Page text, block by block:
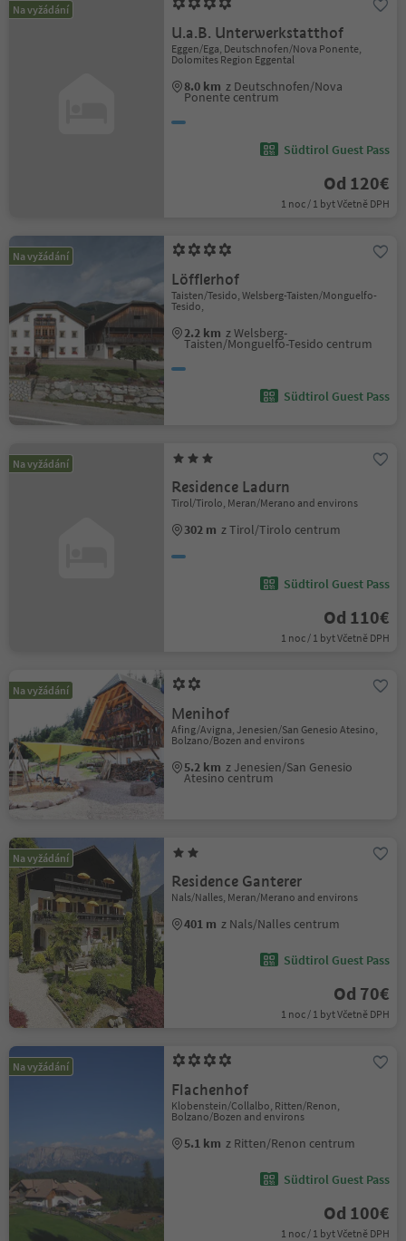
Na vyžádání
U.a.B. Unterwerkstatthof
Eggen/Ega, Deutschnofen/Nova Ponente,
Dolomites Region Eggental
8.0 km z Deutschnofen/Nova
Ponente centrum
Südtirol Guest Pass
Od 120€
1 noc / 1 byt Včetně DPH
Na vyžádání
Löfflerhof
Taisten/Tesido, Welsberg-Taisten/Monguelfo-
Tesido,
2.2 km z Welsberg-
Taisten/Monguelfo-Tesido centrum
Südtirol Guest Pass
Na vyžádání
Residence Ladurn
Tirol/Tirolo, Meran/Merano and environs
302 m z Tirol/Tirolo centrum
Südtirol Guest Pass
Od 110€
1 noc / 1 byt Včetně DPH
Na vyžádání
Menihof
Afing/Avigna, Jenesien/San Genesio Atesino,
Bolzano/Bozen and environs
5.2 km z Jenesien/San Genesio
Atesino centrum
Na vyžádání
Residence Ganterer
Nals/Nalles, Meran/Merano and environs
401 m z Nals/Nalles centrum
Südtirol Guest Pass
Od 70€
1 noc / 1 byt Včetně DPH
Na vyžádání
Flachenhof
Klobenstein/Collalbo, Ritten/Renon,
Bolzano/Bozen and environs
5.1 km z Ritten/Renon centrum
Südtirol Guest Pass
Od 100€
1 noc / 1 byt Včetně DPH